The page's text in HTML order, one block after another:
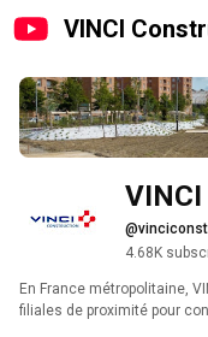
VINCI
4.68K
En France métropolitaine,
filiales de proximité pour